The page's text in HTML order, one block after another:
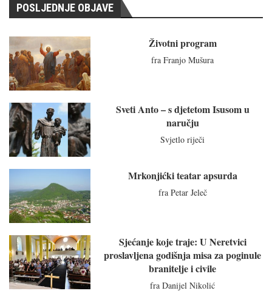
POSLJEDNJE OBJAVE
Životni program
fra Franjo Mušura
Sveti Anto – s djetetom Isusom u
naručju
Svjetlo riječi
Mrkonjićki teatar apsurda
fra Petar Jeleč
Sjećanje koje traje: U Neretvici
proslavljena godišnja misa za poginule
branitelje i civile
fra Danijel Nikolić